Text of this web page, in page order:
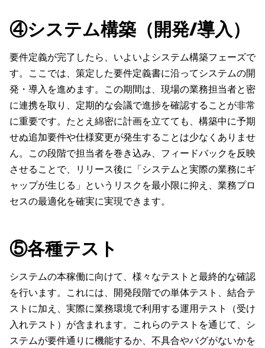
④システム構築（開発/導入）
要件定義が完了したら、いよいよシステム構築フェーズで
す。ここでは、策定した要件定義書に沿ってシステムの開
発・導入を進めます。この期間は、現場の業務担当者と密
に連携を取り、定期的な会議で進捗を確認することが非常
に重要です。たとえ綿密に計画を立てても、構築中に予期
せぬ追加要件や仕様変更が発生することは少なくありませ
ん。この段階で担当者を巻き込み、フィードバックを反映
させることで、リリース後に「システムと実際の業務にギ
ャップが生じる」というリスクを最小限に抑え、業務プロ
セスの最適化を確実に実現できます。
⑤各種テスト
システムの本稼働に向けて、様々なテストと最終的な確認
を行います。これには、開発段階での単体テスト、結合テ
ストに加え、実際に業務環境で利用する運用テスト（受け
入れテスト）が含まれます。これらのテストを通じて、シ
ステムが要件通りに機能するか、不具合やバグがないかを